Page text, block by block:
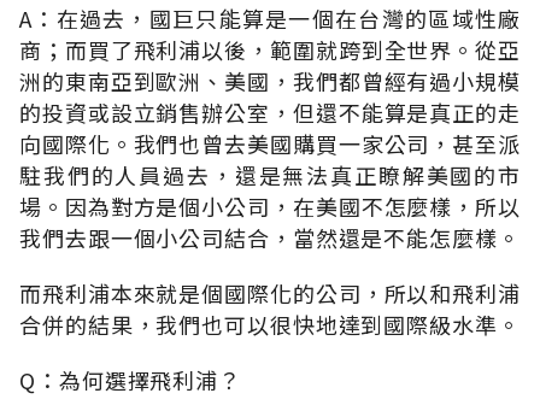
A：在過去，國巨只能算是一個在台灣的區域性廠
商；而買了飛利浦以後，範圍就跨到全世界。從亞
洲的東南亞到歐洲、美國，我們都曾經有過小規模
的投資或設立銷售辦公室，但還不能算是真正的走
向國際化。我們也曾去美國購買一家公司，甚至派
駐我們的人員過去，還是無法真正瞭解美國的市
場。因為對方是個小公司，在美國不怎麼樣，所以
我們去跟一個小公司結合，當然還是不能怎麼樣。
而飛利浦本來就是個國際化的公司，所以和飛利浦
合併的結果，我們也可以很快地達到國際級水準。
Q：為何選擇飛利浦？